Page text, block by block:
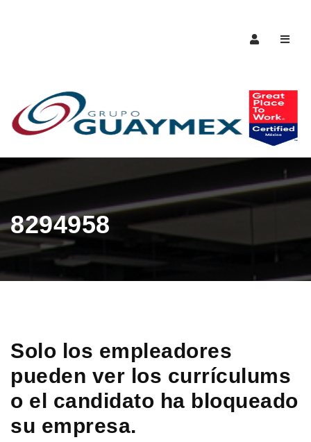
8294958
Solo los empleadores
pueden ver los currículums
o el candidato ha bloqueado
su empresa.